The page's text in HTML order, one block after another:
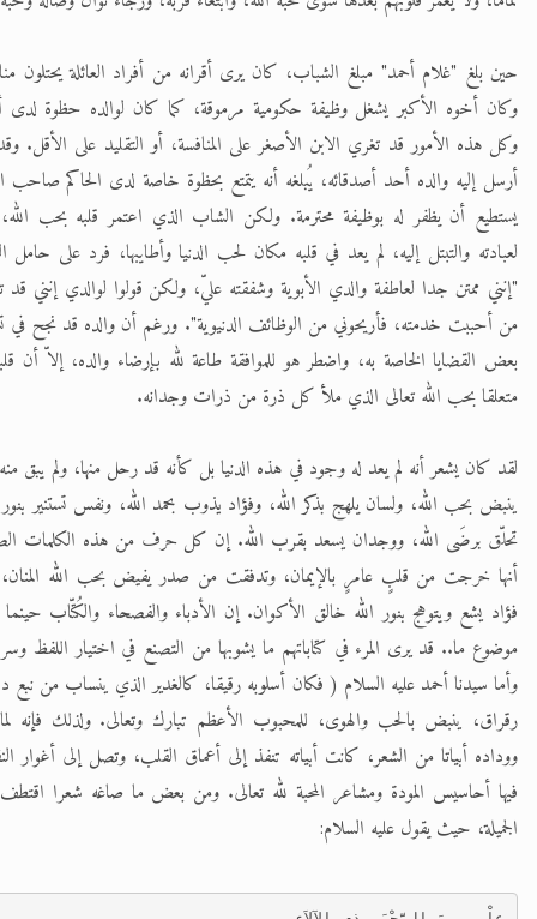
حين بلغ "غلام أحمد" مبلغ الشباب، كان يرى أقرانه من أفراد العائلة يحتلون
وكان أخوه الأكبر يشغل وظيفة حكومية مرموقة، كما كان لوالده حظوة لدى
وكل هذه الأمور قد تغري الابن الأصغر على المنافسة، أو التقليد على
أرسل إليه والده أحد أصدقائه، يُبلغه أنه يتمتع بحظوة خاصة لدى الحاكم صاحب
يستطيع أن يظفر له بوظيفة محترمة. ولكن الشاب الذي اعتمر قلبه بحب
لعبادته والتبتل إليه، لم يعد في قلبه مكان لحب الدنيا وأطايبها، فرد على حامل
"إنني ممتن جدا لعاطفة والدي الأبوية وشفقته عليّ، ولكن قولوا لوالدي إنني
من أحببت خدمته، فأريحوني من الوظائف الدنيوية". ورغم أن والده قد نجح في
بعض القضايا الخاصة به، واضطر هو للموافقة طاعة لله بإرضاء والده، إلاّ أن
متعلقا بحب الله تعالى الذي ملأ كل ذرة من ذرات وجدانه.
لقد كان يشعر أنه لم يعد له وجود في هذه الدنيا بل كأنه قد رحل منها، ولم يبق
ينبض بحب الله، ولسان يلهج بذكر الله، وفؤاد يذوب بحمد الله، ونفس تستنير
تحلّق برضَى الله، ووجدان يسعد بقرب الله. إن كل حرف من هذه الكلمات
أنها خرجت من قلبٍ عامرٍ بالإيمان، وتدفقت من صدر يفيض بحب الله
فؤاد يشع ويتوهج بنور الله خالق الأكوان. إن الأدباء والفصحاء والكُتّاب
موضوع ما.. قد يرى المرء في كتاباتهم ما يشوبها من التصنع في اختيار اللفظ
وأما سيدنا أحمد عليه السلام ( فكان أسلوبه رقيقا، كالغدير الذي ينساب من نبع
رقراق، ينبض بالحب والهوى، للمحبوب الأعظم تبارك وتعالى. ولذلك فإنه
ووداده أبياتا من الشعر، كانت أبياته تنفذ إلى أعماق القلب، وتصل إلى أغوار
فيها أحاسيس المودة ومشاعر المحبة لله تعالى. ومن بعض ما صاغه شعرا
الجميلة، حيث يقول عليه السلام: